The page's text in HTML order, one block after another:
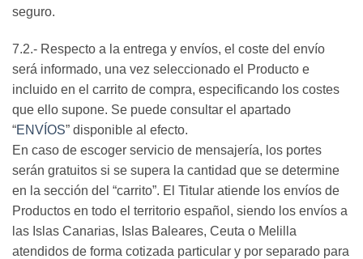
seguro.
7.2.- Respecto a la entrega y envíos, el coste del envío
será informado, una vez seleccionado el Producto e
incluido en el carrito de compra, especificando los costes
que ello supone. Se puede consultar el apartado
“ENVÍOS” disponible al efecto.
En caso de escoger servicio de mensajería, los portes
serán gratuitos si se supera la cantidad que se determine
en la sección del “carrito”. El Titular atiende los envíos de
Productos en todo el territorio español, siendo los envíos a
las Islas Canarias, Islas Baleares, Ceuta o Melilla
atendidos de forma cotizada particular y por separado para